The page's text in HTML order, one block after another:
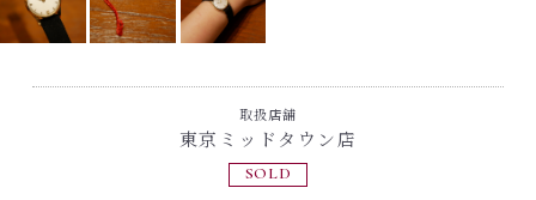
取扱店舗
東京ミッドタウン店
SOLD